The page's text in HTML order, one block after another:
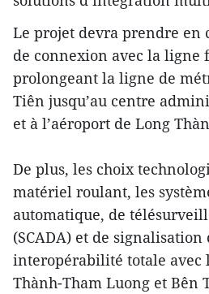
Le projet devra prendre en
de connexion avec la ligne
prolongeant la ligne de
Tiên jusqu’au centre
et à l’aéroport de Long
De plus, les choix
matériel roulant, les
automatique, de
(SCADA) et de
interopérabilité totale avec
Thành-Tham Luong et Bên